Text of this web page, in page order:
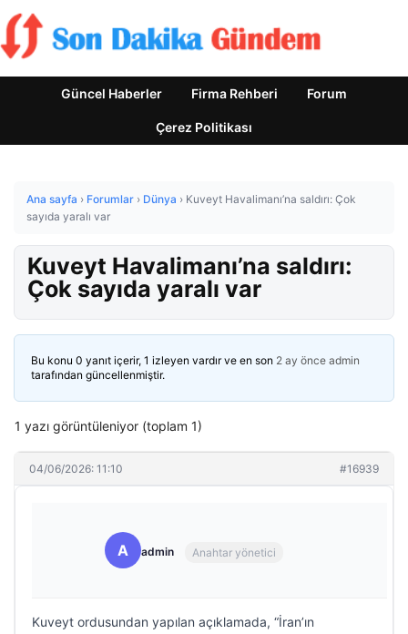
Güncel Haberler Firma Rehberi Forum
Çerez Politikası
Ana sayfa › Forumlar › Dünya › Kuveyt Havalimanı’na saldırı: Çok
sayıda yaralı var
Kuveyt Havalimanı’na saldırı:
Çok sayıda yaralı var
Bu konu 0 yanıt içerir, 1 izleyen vardır ve en son 2 ay önce admin
tarafından güncellenmiştir.
1 yazı görüntüleniyor (toplam 1)
04/06/2026: 11:10 #16939
A admin Anahtar yönetici
Kuveyt ordusundan yapılan açıklamada, “İran’ın